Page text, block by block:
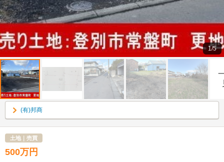
1/5
(有)邦商
土地｜売買
500万 円